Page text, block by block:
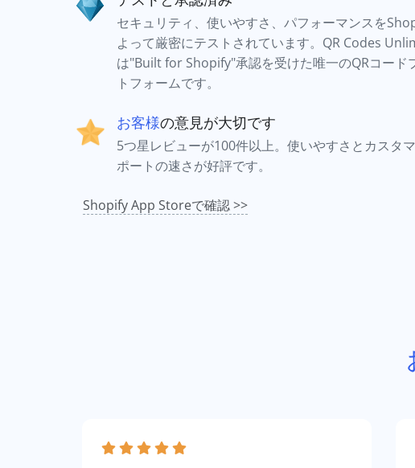
セキュリティ、使いやすさ、パフォーマンスを
よって厳密にテストされています。QR Codes
は"Built for Shopify"承認を受けた唯一のQRコード
トフォームです。
お客様の意見が大切です
5つ星レビューが100件以上。使いやすさとカスタ
ポートの速さが好評です。
Shopify App Storeで確認 >>